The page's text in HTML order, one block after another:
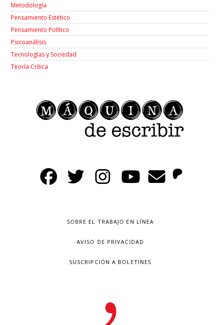
Metodología
Pensamiento Estético
Pensamiento Político
Psicoanálisis
Tecnologías y Sociedad
Teoría Crítica
SOBRE EL TRABAJO EN LÍNEA
AVISO DE PRIVACIDAD
SUSCRIPCIÓN A BOLETINES